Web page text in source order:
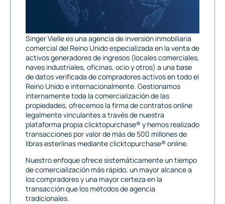
Singer Vielle es una agencia de inversión inmobiliaria
comercial del Reino Unido especializada en la venta de
activos generadores de ingresos (locales comerciales,
naves industriales, oficinas, ocio y otros) a una base
de datos verificada de compradores activos en todo el
Reino Unido e internacionalmente. Gestionamos
internamente toda la comercialización de las
propiedades, ofrecemos la firma de contratos online
legalmente vinculantes a través de nuestra
plataforma propia clicktopurchase® y hemos realizado
transacciones por valor de más de 500 millones de
libras esterlinas mediante clicktopurchase® online.
Nuestro enfoque ofrece sistemáticamente un tiempo
de comercialización más rápido, un mayor alcance a
los compradores y una mayor certeza en la
transacción que los métodos de agencia
tradicionales.